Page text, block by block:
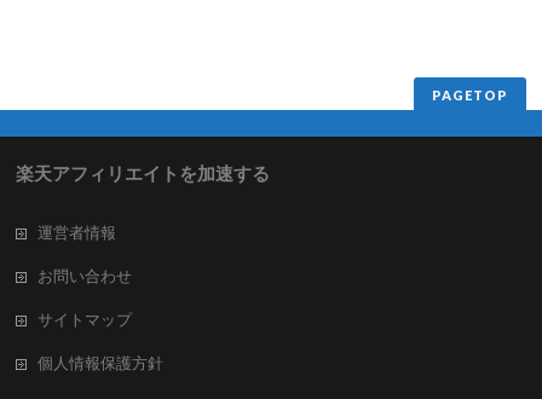
PAGETOP
楽天アフィリエイトを加速する
運営者情報
お問い合わせ
サイトマップ
個人情報保護方針